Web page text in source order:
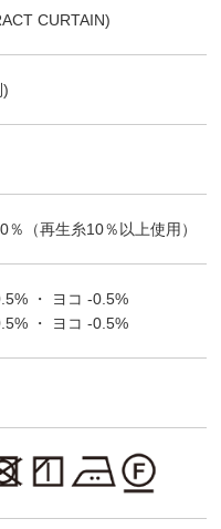
CURTAIN)
)
％（再生糸10％以上使用）
・ ヨコ-0.5%
・ ヨコ-0.5%